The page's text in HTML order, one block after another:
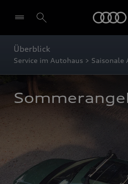
Überblick
Service im Autohaus > Saisonale